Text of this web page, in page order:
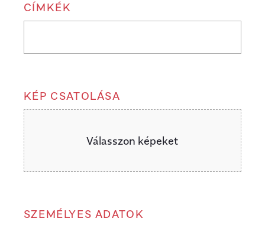
CÍMKÉK
KÉP CSATOLÁSA
Válasszon képeket
SZEMÉLYES ADATOK